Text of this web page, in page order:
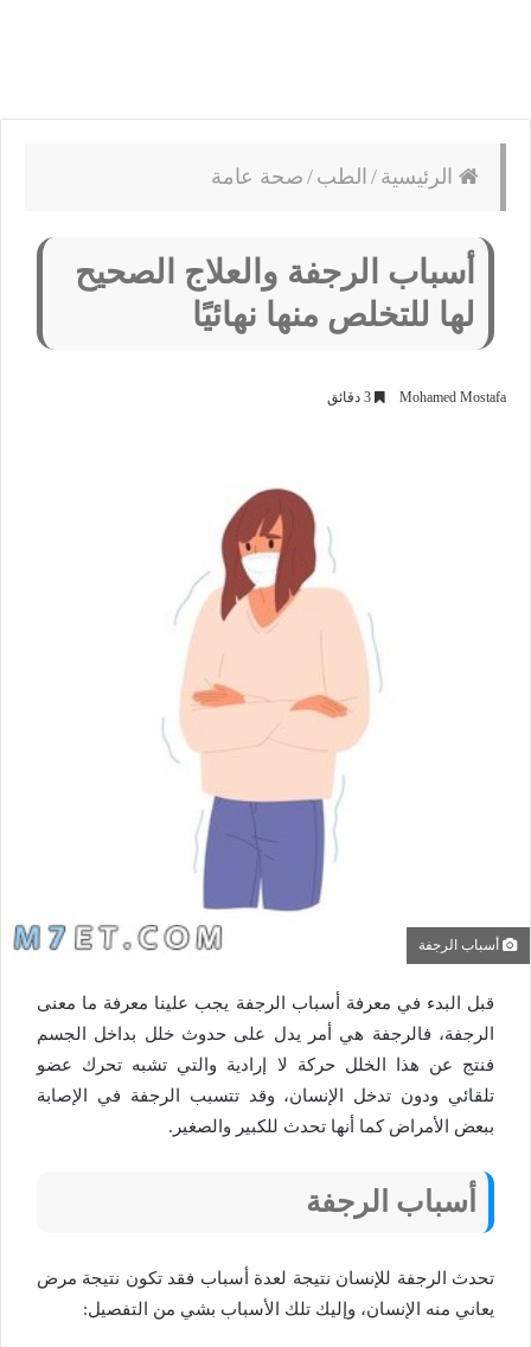
الرئيسية / الطب / صحة عامة
أسباب الرجفة والعلاج الصحيح
لها للتخلص منها نهائيًا
Mohamed Mostafa
أسباب الرجفة
قبل البدء في معرفة أسباب الرجفة يجب علينا معرفة ما معنى
الرجفة، فالرجفة هي أمر يدل على حدوث خلل بداخل الجسم
فنتج عن هذا الخلل حركة لا إرادية والتي تشبه تحرك عضو
تلقائي ودون تدخل الإنسان، وقد تتسبب الرجفة في الإصابة
ببعض الأمراض كما أنها تحدث للكبير والصغير.
أسباب الرجفة
تحدث الرجفة للإنسان نتيجة لعدة أسباب فقد تكون نتيجة مرض
يعاني منه الإنسان، وإليك تلك الأسباب بشي من التفصيل: